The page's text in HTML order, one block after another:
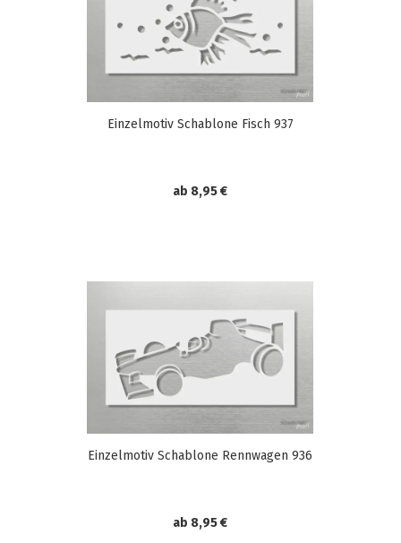
Einzelmotiv Schablone Fisch 937
ab 8,95 €
Einzelmotiv Schablone Rennwagen 936
ab 8,95 €